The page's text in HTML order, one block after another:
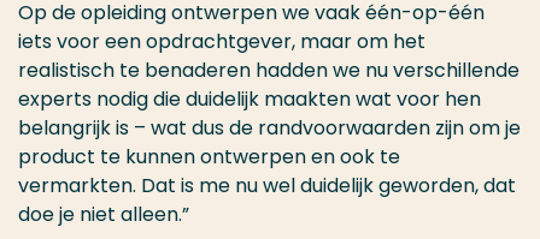
Op de opleiding ontwerpen we vaak één-op-één
iets voor een opdrachtgever, maar om het
realistisch te benaderen hadden we nu verschillende
experts nodig die duidelijk maakten wat voor hen
belangrijk is – wat dus de randvoorwaarden zijn om je
product te kunnen ontwerpen en ook te
vermarkten. Dat is me nu wel duidelijk geworden, dat
doe je niet alleen.”